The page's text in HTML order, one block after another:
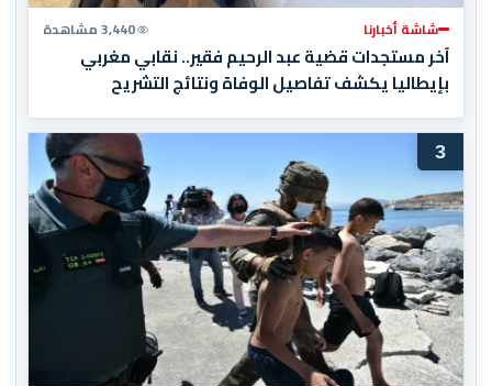
شاشة أخبارنا 3,440 مشاهدة
آخر مستجدات قضية عبد الرحيم فقير.. نقابي مغربي
بإيطاليا يكشف تفاصيل الوفاة ونتائج التشريح
3